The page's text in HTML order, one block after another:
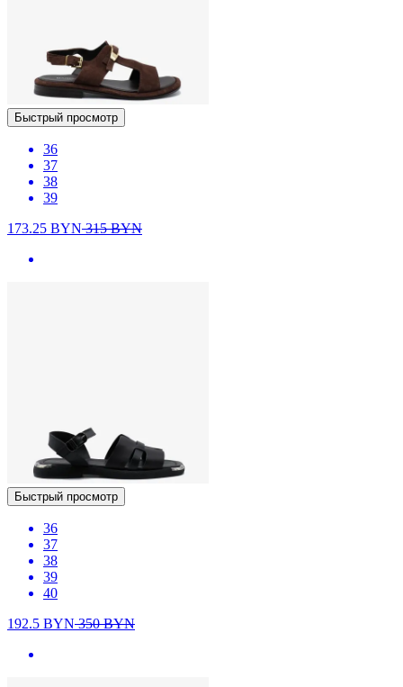
Быстрый просмотр
36
37
38
39
173.25 BYN315BYN
Быстрый просмотр
36
37
38
39
40
192.5 BYN350BYN